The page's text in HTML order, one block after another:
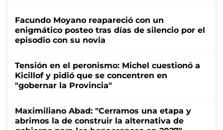
Facundo Moyano reapareció con un
enigmático posteo tras días de silencio por el
episodio con su novia
Tensión en el peronismo: Michel cuestionó a
Kicillof y pidió que se concentren en
"gobernar la Provincia"
Maximiliano Abad: "Cerramos una etapa y
abrimos la de construir la alternativa de